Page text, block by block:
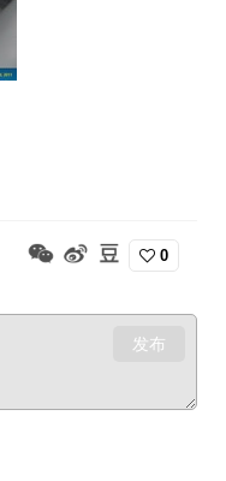
0
发布